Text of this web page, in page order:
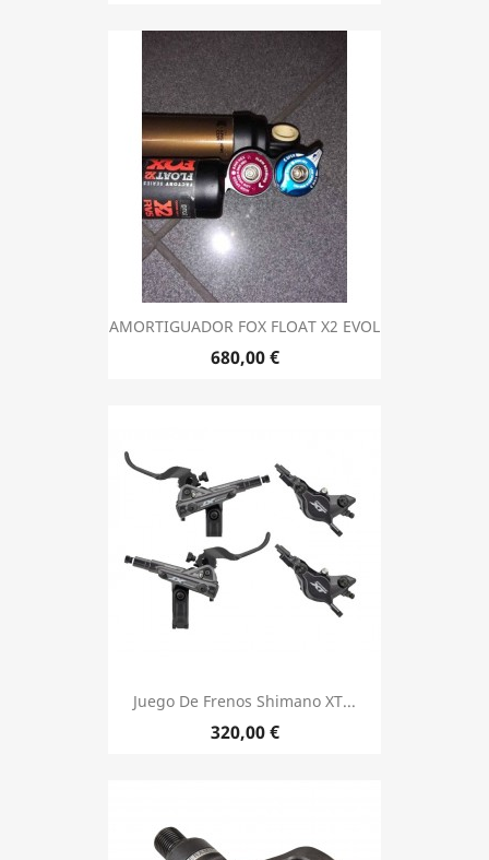
AMORTIGUADOR FOX FLOAT X2 EVOL
Precio
680,00 €
Juego De Frenos Shimano XT...
Precio
320,00 €